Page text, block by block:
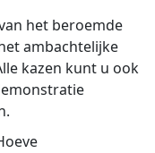
het beroemde
ambachtelijke
kazen kunt u ook